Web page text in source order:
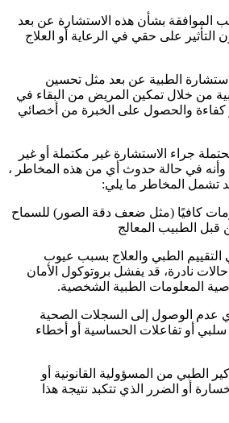
بشأن هذه الاستشارة عن بعد
على حقي في الرعاية أو العلاج
الطبية عن بعد مثل تحسين
من خلال تمكين المريض من البقاء في
كفاءة والحصول على الخبرة من أخصائي
جراء الاستشارة غير مكتملة أو غير
وأنه في حالة حدوث أي من هذه المخاطر ،
تشمل المخاطر ما يلي:
كافيًا (مثل ضعف دقة الصور) للسماح
قبل الطبيب المعالج
الطبي والعلاج بسبب عيوب
نادرة، قد يفشل بروتوكول الأمان
المعلومات الطبية الشخصية.
عدم الوصول إلى السجلات الصحية
سلبي أو تفاعلات الحساسية أو أخطاء
الطبي من المسؤولية القانونية أو
أو الضرر الذي تتكبد نتيجة هذا